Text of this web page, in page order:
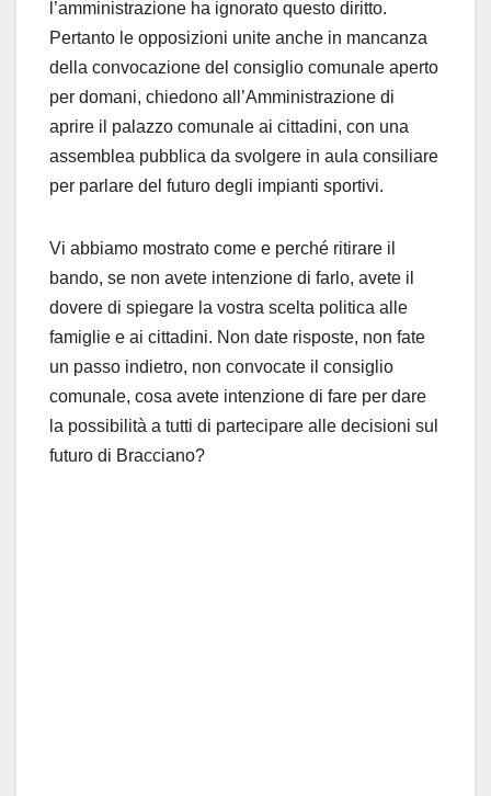
l’amministrazione ha ignorato questo diritto.
Pertanto le opposizioni unite anche in mancanza
della convocazione del consiglio comunale aperto
per domani, chiedono all’Amministrazione di
aprire il palazzo comunale ai cittadini, con una
assemblea pubblica da svolgere in aula consiliare
per parlare del futuro degli impianti sportivi.
Vi abbiamo mostrato come e perché ritirare il
bando, se non avete intenzione di farlo, avete il
dovere di spiegare la vostra scelta politica alle
famiglie e ai cittadini. Non date risposte, non fate
un passo indietro, non convocate il consiglio
comunale, cosa avete intenzione di fare per dare
la possibilità a tutti di partecipare alle decisioni sul
futuro di Bracciano?